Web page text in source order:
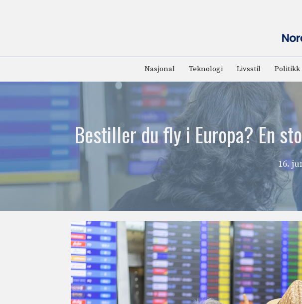
Nasjonal Teknologi Livsstil Politikk
Bestiller du fly i Europa? En
16.